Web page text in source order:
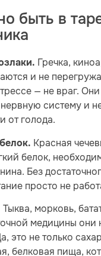
быть в
Гречка,
и не
— не враг. Они
систему и
от голода.
Красная
белок,
Без
просто не
Тыква, морковь,
медицины они
это не только
белковая пища,